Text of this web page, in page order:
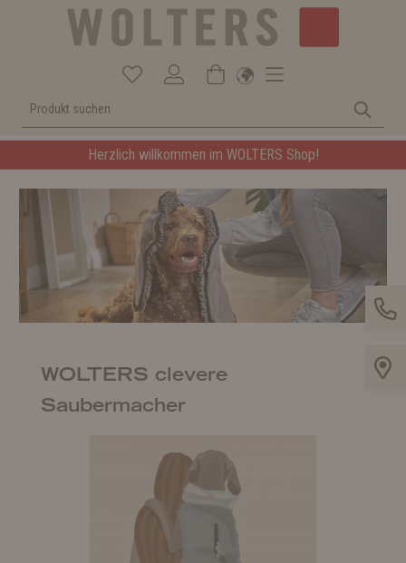
Herzlich willkommen im WOLTERS Shop!
WOLTERS clevere
Saubermacher